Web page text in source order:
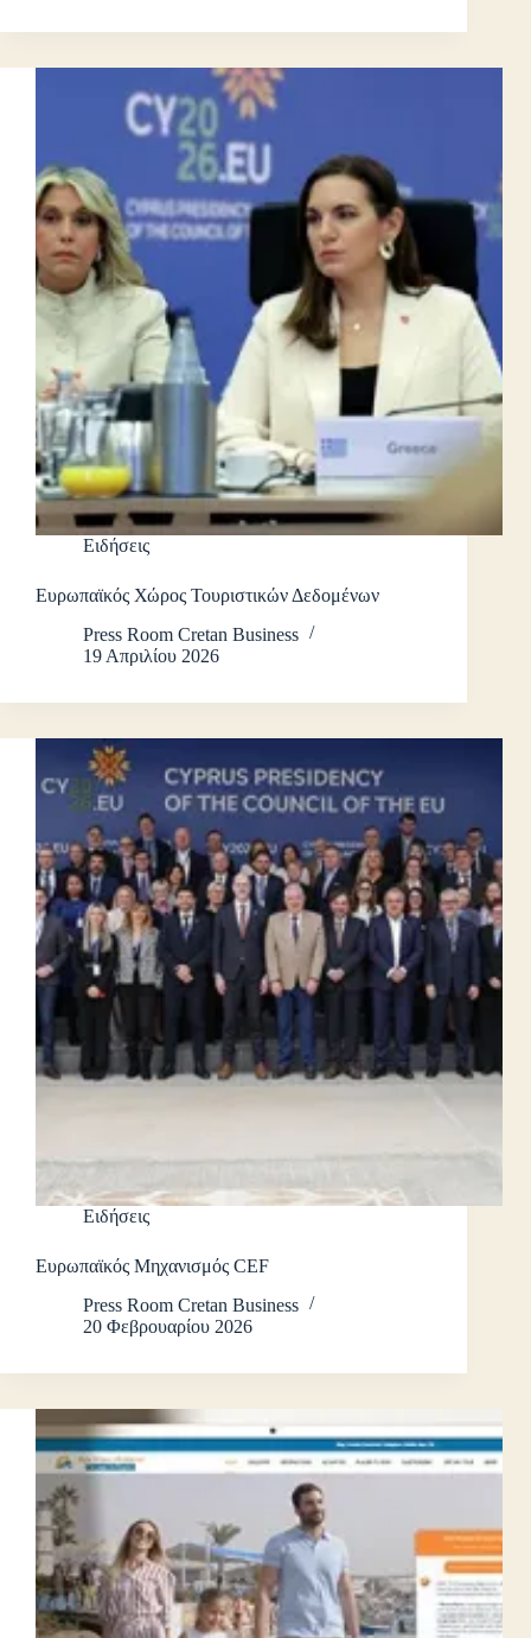
Ειδήσεις
Ευρωπαϊκός Χώρος Τουριστικών Δεδομένων
Press Room Cretan Business
19 Απριλίου 2026
Ειδήσεις
Ευρωπαϊκός Μηχανισμός CEF
Press Room Cretan Business
20 Φεβρουαρίου 2026